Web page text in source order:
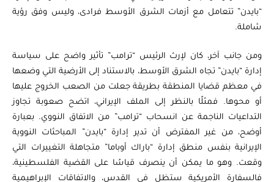
“بايدن” تتعامل مع أزمات الشرق الأوسط فرادى، وليس وفق رؤية
شاملة.
ومن جانب آخر، كان لإرث الرئيس “ترامب” تأثير واضح على سياسة
إدارة “بايدن” تجاه الشرق الأوسط، بالاستناد إلى الأرضية التي وضعها
في معظم قضايا المنطقة بطريقة جعلت من الصعب الخروج عليها
أو محوها. فمثلًا بالنظر إلى الملف الإيراني، اتضح صعوبة تجاوز
التداعيات الناجمة عن انسحاب “ترامب” من الاتفاق النووي. بعبارة
أوضح، من غير المفترض أن تدير إدارة “بايدن” المباحثات النووية
الإيرانية بنفس منطق إدارة “باراك أوباما” متجاهلة التغييرات التي
وقعت. وهو ما يمكن أن ينصرف قياسًا على القضية الفلسطينية،
فالسفارة الأمريكية ستظل في القدس، والاتفاقات الإبراهيمية